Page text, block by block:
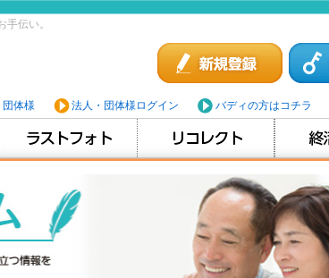
伝い。
団体様 法人・団体様ログイン バディの方はコチラ